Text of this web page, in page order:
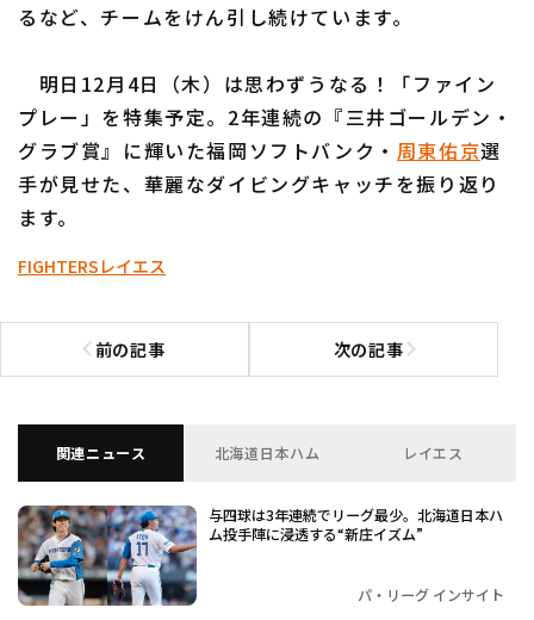
るなど、チームをけん引し続けています。
明日12月4日（木）は思わずうなる！「ファイン
プレー」を特集予定。2年連続の『三井ゴールデン・
グラブ賞』に輝いた福岡ソフトバンク・ 周東佑京選
手が見せた、華麗なダイビングキャッチを振り返り
ます。
FIGHTERS レイエス
前の記事
前の記事へ 次の記事次の記事へ
関連ニュース 北海道日本ハム レイエス
与四球は3年連続でリーグ最少。北海道日本ハ
ム投手陣に浸透する“新庄イズム”
パ・リーグ インサイト